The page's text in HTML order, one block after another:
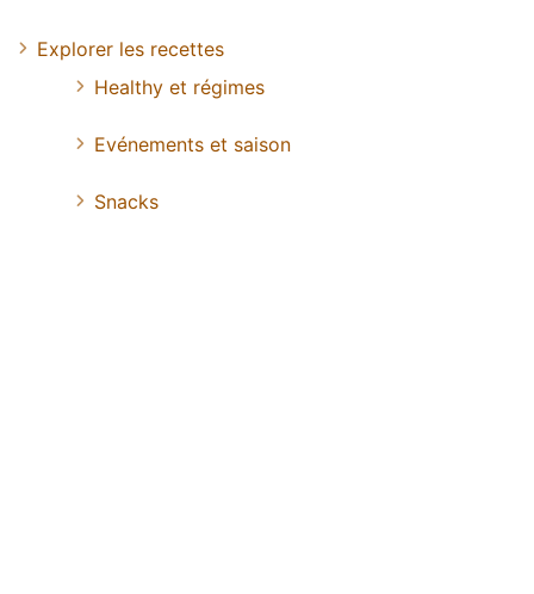
Explorer les recettes
Healthy et régimes
Evénements et saison
Snacks